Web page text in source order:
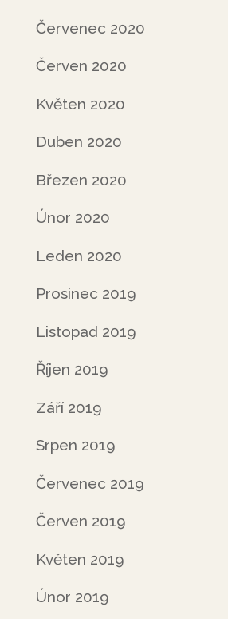
Červenec 2020
Červen 2020
Květen 2020
Duben 2020
Březen 2020
Únor 2020
Leden 2020
Prosinec 2019
Listopad 2019
Říjen 2019
Září 2019
Srpen 2019
Červenec 2019
Červen 2019
Květen 2019
Únor 2019